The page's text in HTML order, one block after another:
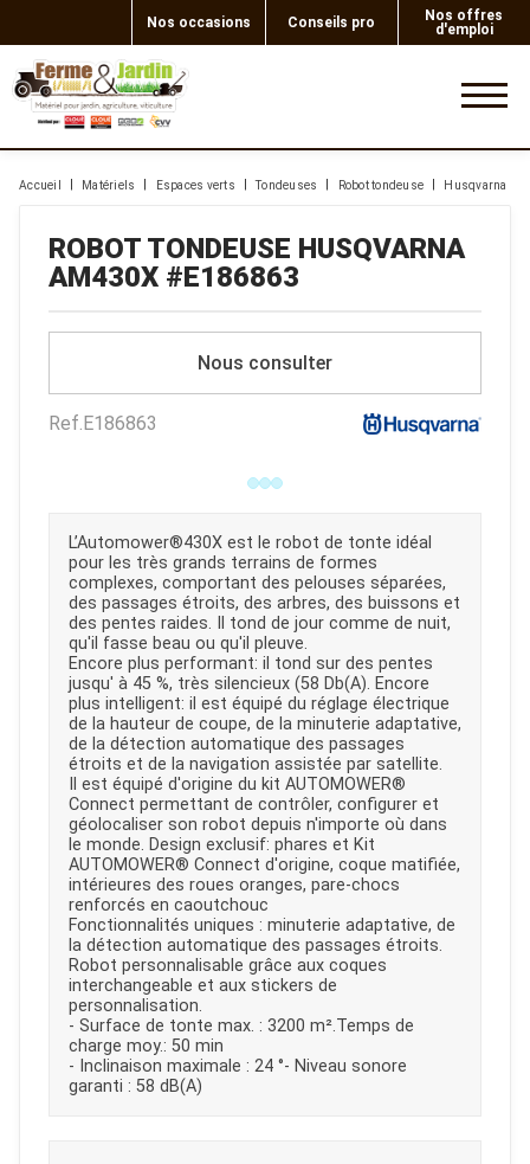
Nos occasions Conseils pro
Nos offres
d'emploi
Accueil Matériels Espaces verts Tondeuses Robot tondeuse Husqvarna
ROBOT TONDEUSE HUSQVARNA
AM430X #E186863
L’Automower®430X est le robot de tonte idéal
pour les très grands terrains de formes
complexes, comportant des pelouses séparées,
des passages étroits, des arbres, des buissons et
des pentes raides. Il tond de jour comme de nuit,
qu'il fasse beau ou qu'il pleuve.
Encore plus performant: il tond sur des pentes
jusqu' à 45 %, très silencieux (58 Db(A). Encore
plus intelligent: il est équipé du réglage électrique
de la hauteur de coupe, de la minuterie adaptative,
de la détection automatique des passages
étroits et de la navigation assistée par satellite.
Il est équipé d'origine du kit AUTOMOWER®
Connect permettant de contrôler, configurer et
géolocaliser son robot depuis n'importe où dans
le monde. Design exclusif: phares et Kit
AUTOMOWER® Connect d'origine, coque matifiée,
intérieures des roues oranges, pare-chocs
renforcés en caoutchouc
Fonctionnalités uniques : minuterie adaptative, de
la détection automatique des passages étroits.
Robot personnalisable grâce aux coques
interchangeable et aux stickers de
personnalisation.
- Surface de tonte max. : 3200 m².Temps de
charge moy.: 50 min
- Inclinaison maximale : 24 °- Niveau sonore
garanti : 58 dB(A)
Nous consulter
Ref. E186863